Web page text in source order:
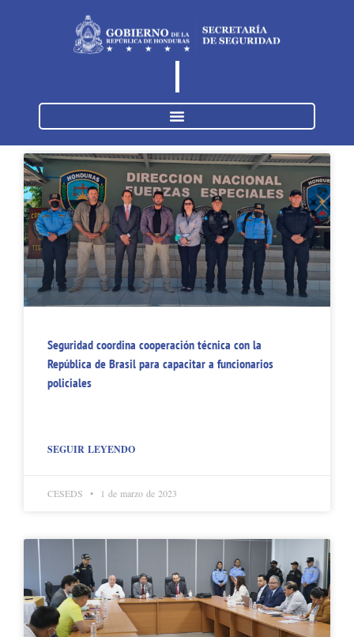
Seguridad coordina cooperación técnica con la
República de Brasil para capacitar a funcionarios
policiales
SEGUIR LEYENDO
CESEDS 1 de marzo de 2023